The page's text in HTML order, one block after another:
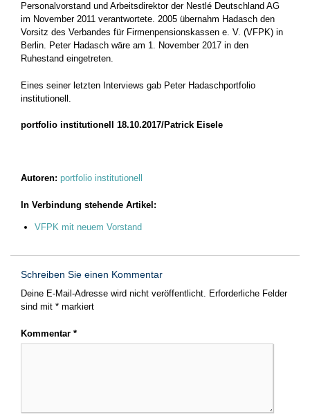
Personalvorstand und Arbeitsdirektor der Nestlé Deutschland AG
im November 2011 verantwortete. 2005 übernahm Hadasch den
Vorsitz des Verbandes für Firmenpensionskassen e. V. (VFPK) in
Berlin. Peter Hadasch wäre am 1. November 2017 in den
Ruhestand eingetreten.
Eines seiner letzten Interviews gab Peter Hadaschportfolio
institutionell.
portfolio institutionell 18.10.2017/Patrick Eisele
Autoren: portfolio institutionell
In Verbindung stehende Artikel:
VFPK mit neuem Vorstand
Schreiben Sie einen Kommentar
Deine E-Mail-Adresse wird nicht veröffentlicht. Erforderliche Felder
sind mit * markiert
Kommentar *